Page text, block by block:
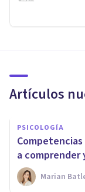
Artículos
PSICOLOGÍA
a comprender
Marian